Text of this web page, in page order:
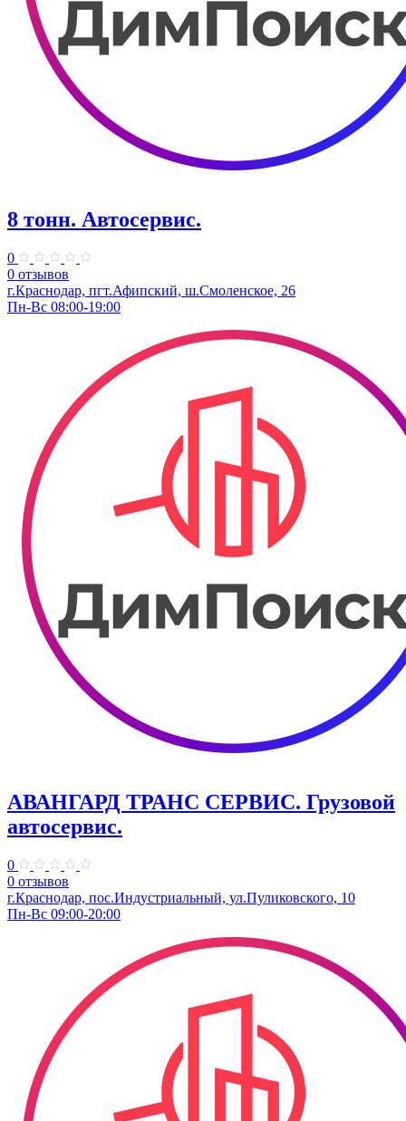
8 тонн. Автосервис.
0
0 отзывов
г.Краснодар, пгт.Афипский, ш.Смоленское, 26
Пн-Вс 08:00-19:00
АВАНГАРД ТРАНС СЕРВИС. Грузовой
автосервис.
0
0 отзывов
г.Краснодар, пос.Индустриальный, ул.Пуликовского, 10
Пн-Вс 09:00-20:00